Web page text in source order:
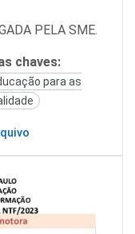
PELA SME.
chaves:
para as